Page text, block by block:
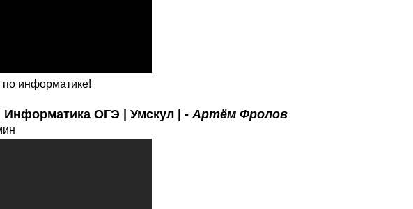
информатике!
Информатика ОГЭ | Умскул | -Артём Фролов